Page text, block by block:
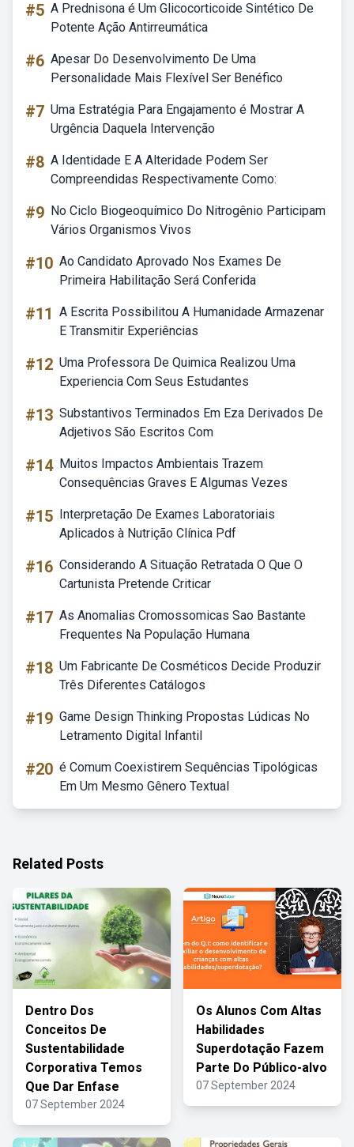
#5 A Prednisona é Um Glicocorticoide Sintético De
Potente Ação Antirreumática
#6 Apesar Do Desenvolvimento De Uma
Personalidade Mais Flexível Ser Benéfico
#7 Uma Estratégia Para Engajamento é Mostrar A
Urgência Daquela Intervenção
#8 A Identidade E A Alteridade Podem Ser
Compreendidas Respectivamente Como:
#9 No Ciclo Biogeoquímico Do Nitrogênio Participam
Vários Organismos Vivos
#10 Ao Candidato Aprovado Nos Exames De
Primeira Habilitação Será Conferida
#11 A Escrita Possibilitou A Humanidade Armazenar
E Transmitir Experiências
#12 Uma Professora De Quimica Realizou Uma
Experiencia Com Seus Estudantes
#13 Substantivos Terminados Em Eza Derivados De
Adjetivos São Escritos Com
#14 Muitos Impactos Ambientais Trazem
Consequências Graves E Algumas Vezes
#15 Interpretação De Exames Laboratoriais
Aplicados à Nutrição Clínica Pdf
#16 Considerando A Situação Retratada O Que O
Cartunista Pretende Criticar
#17 As Anomalias Cromossomicas Sao Bastante
Frequentes Na População Humana
#18 Um Fabricante De Cosméticos Decide Produzir
Três Diferentes Catálogos
#19 Game Design Thinking Propostas Lúdicas No
Letramento Digital Infantil
#20 é Comum Coexistirem Sequências Tipológicas
Em Um Mesmo Gênero Textual
Related Posts
Dentro Dos
Conceitos De
Sustentabilidade
Corporativa Temos
Que Dar Enfase
07 September 2024
Os Alunos Com Altas
Habilidades
Superdotação Fazem
Parte Do Público-alvo
07 September 2024